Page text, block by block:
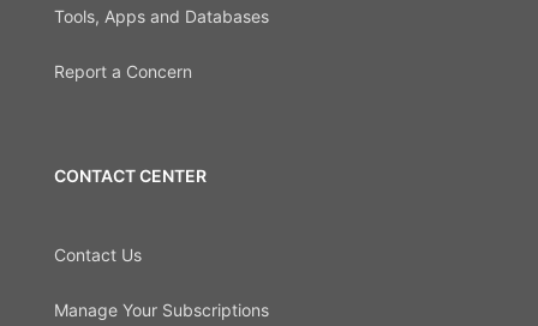
Tools, Apps and Databases
Report a Concern
CONTACT CENTER
Contact Us
Manage Your Subscriptions